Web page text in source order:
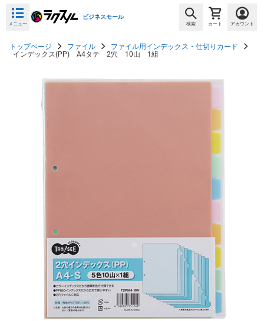
メニュー
ビジネスモール
検索 カート アカウント
トップページ ファイル
ファイル用インデックス・仕切りカード
インデックス(PP) A4タテ 2穴 10山 1組